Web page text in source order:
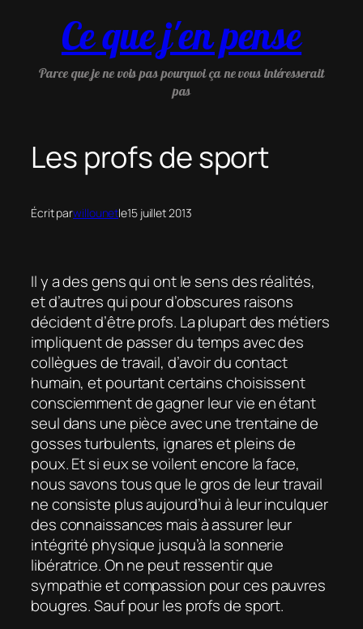
contenuCe que j'en pense
Parce que je ne vois pas pourquoi ça ne vous intéresserait
pas
Les profs de sport
Écrit parwillounetle15 juillet 2013
Il y a des gens qui ont le sens des réalités,
et d’autres qui pour d’obscures raisons
décident d’être profs. La plupart des métiers
impliquent de passer du temps avec des
collègues de travail, d’avoir du contact
humain, et pourtant certains choisissent
consciemment de gagner leur vie en étant
seul dans une pièce avec une trentaine de
gosses turbulents, ignares et pleins de
poux. Et si eux se voilent encore la face,
nous savons tous que le gros de leur travail
ne consiste plus aujourd’hui à leur inculquer
des connaissances mais à assurer leur
intégrité physique jusqu’à la sonnerie
libératrice. On ne peut ressentir que
sympathie et compassion pour ces pauvres
bougres. Sauf pour les profs de sport.